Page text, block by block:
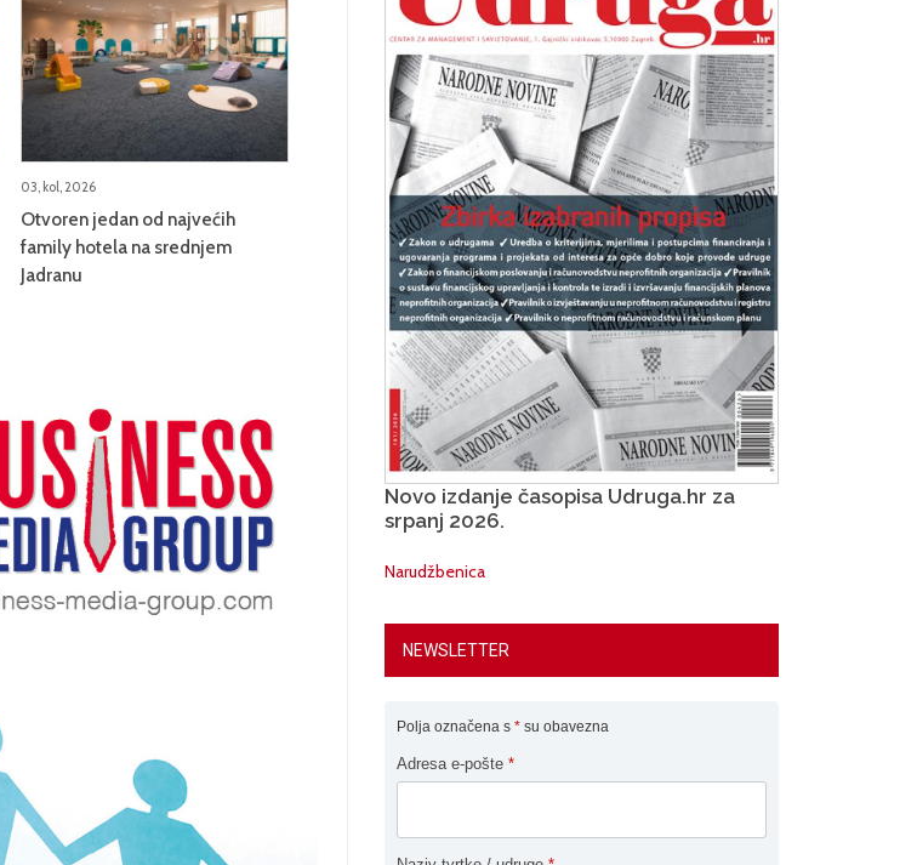
03, kol, 2026
Otvoren jedan od najvećih
family hotela na srednjem
Jadranu
Novo izdanje časopisa Udruga.hr za
srpanj 2026.
Narudžbenica
NEWSLETTER
Polja označena s * su obavezna
Adresa e-pošte *